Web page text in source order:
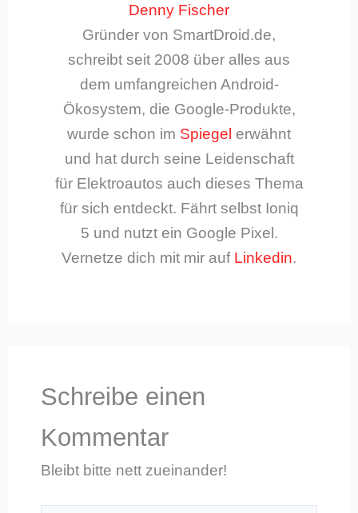
Denny Fischer
Gründer von SmartDroid.de,
schreibt seit 2008 über alles aus
dem umfangreichen Android-
Ökosystem, die Google-Produkte,
wurde schon im Spiegel erwähnt
und hat durch seine Leidenschaft
für Elektroautos auch dieses Thema
für sich entdeckt. Fährt selbst Ioniq
5 und nutzt ein Google Pixel.
Vernetze dich mit mir auf Linkedin.
Schreibe einen
Kommentar
Bleibt bitte nett zueinander!